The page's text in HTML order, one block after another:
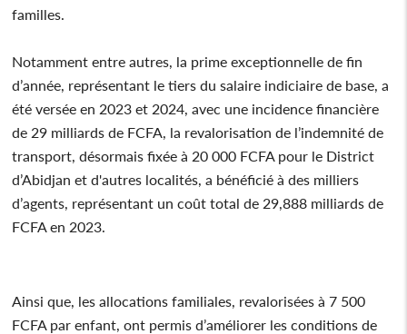
familles.
Notamment entre autres, la prime exceptionnelle de fin
d’année, représentant le tiers du salaire indiciaire de base, a
été versée en 2023 et 2024, avec une incidence financière
de 29 milliards de FCFA, la revalorisation de l’indemnité de
transport, désormais fixée à 20 000 FCFA pour le District
d’Abidjan et d'autres localités, a bénéficié à des milliers
d’agents, représentant un coût total de 29,888 milliards de
FCFA en 2023.
Ainsi que, les allocations familiales, revalorisées à 7 500
FCFA par enfant, ont permis d’améliorer les conditions de